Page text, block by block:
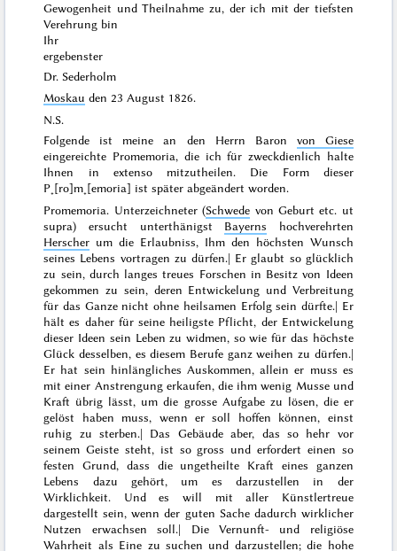
Gewogenheit und Theilnahme zu, der ich mit der tiefsten
Verehrung bin
Ihr
ergebenster
Dr. Sederholm
Moskau den 23 August 1826.
N.S.
Folgende ist meine an den Herrn Baron von Giese
eingereichte Promemoria, die ich für zweckdienlich halte
Ihnen in extensomitzutheilen. Die Form dieser
P˖[ro]m˖[emoria] ist später abgeändert worden.
Promemoria. Unterzeichneter (Schwede von Geburt etc. ut
supra) ersucht unterthänigst Bayerns hochverehrten
Herscher um die Erlaubniss, Ihm den höchsten Wunsch
seines Lebens vortragen zu dürfen.| Er glaubt so glücklich
zu sein, durch langes treues Forschen in Besitz von Ideen
gekommen zu sein, deren Entwickelung und Verbreitung
für das Ganze nicht ohne heilsamen Erfolg sein dürfte.| Er
hält es daher für seine heiligste Pflicht, der Entwickelung
dieser Ideen sein Leben zu widmen, so wie für das höchste
Glück desselben, es diesem Berufe ganzweihen zu dürfen.|
Er hat sein hinlängliches Auskommen, allein er muss es
mit einer Anstrengung erkaufen, die ihm wenig Musse und
Kraft übrig lässt, um die grosse Aufgabe zu lösen, die er
gelöst haben muss, wenn er soll hoffen können, einst
ruhig zu sterben.| Das Gebäude aber, das so hehr vor
seinem Geiste steht, ist so gross und erfordert einen so
festen Grund, dass die ungetheilte Kraft eines ganzen
Lebens dazu gehört, um es darzustellen in der
Wirklichkeit. Und es will mit aller Künstlertreue
dargestellt sein, wenn der guten Sache dadurch wirklicher
Nutzen erwachsen soll.| Die Vernunft- und religiöse
Wahrheit als Eine zu suchen und darzustellen; die hohe